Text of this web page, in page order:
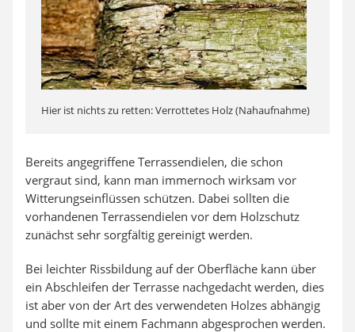
Hier ist nichts zu retten: Verrottetes Holz (Nahaufnahme)
Bereits angegriffene Terrassendielen, die schon
vergraut sind, kann man immernoch wirksam vor
Witterungseinflüssen schützen. Dabei sollten die
vorhandenen Terrassendielen vor dem Holzschutz
zunächst sehr sorgfältig gereinigt werden.
Bei leichter Rissbildung auf der Oberfläche kann über
ein Abschleifen der Terrasse nachgedacht werden, dies
ist aber von der Art des verwendeten Holzes abhängig
und sollte mit einem Fachmann abgesprochen werden.